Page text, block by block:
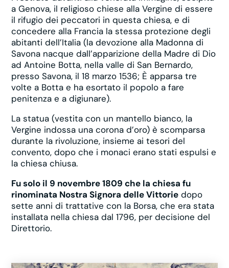
a Genova, il religioso chiese alla Vergine di essere
il rifugio dei peccatori in questa chiesa, e di
concedere alla Francia la stessa protezione degli
abitanti dell’Italia (la devozione alla Madonna di
Savona nacque dall’apparizione della Madre di Dio
ad Antoine Botta, nella valle di San Bernardo,
presso Savona, il 18 marzo 1536; È apparsa tre
volte a Botta e ha esortato il popolo a fare
penitenza e a digiunare).
La statua (vestita con un mantello bianco, la
Vergine indossa una corona d’oro) è scomparsa
durante la rivoluzione, insieme ai tesori del
convento, dopo che i monaci erano stati espulsi e
la chiesa chiusa.
Fu solo il 9 novembre 1809 che la chiesa fu
rinominata Nostra Signora delle Vittorie dopo
sette anni di trattative con la Borsa, che era stata
installata nella chiesa dal 1796, per decisione del
Direttorio.